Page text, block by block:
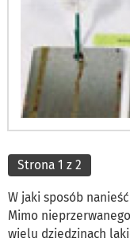
Strona 1 z 2
W jaki sposób
Mimo
wielu dziedzinach